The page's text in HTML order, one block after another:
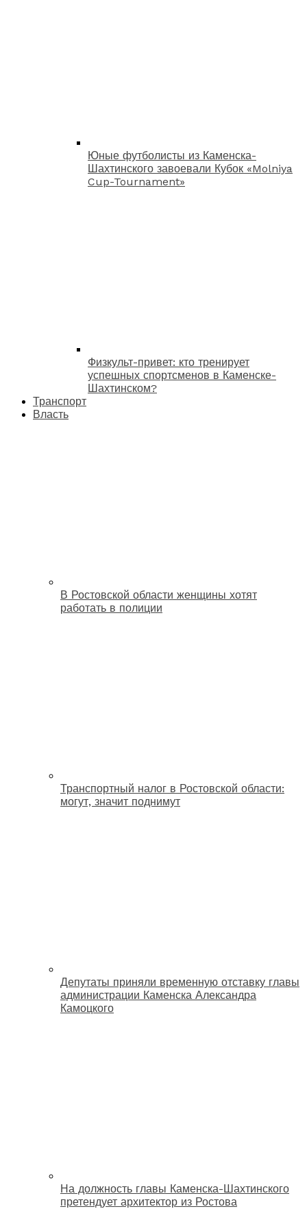
Юные футболисты из Каменска-
Шахтинского завоевали Кубок «Molniya
Cup-Tournament»
Физкульт-привет: кто тренирует
успешных спортсменов в Каменске-
Шахтинском?
Транспорт
Власть
В Ростовской области женщины хотят
работать в полиции
Транспортный налог в Ростовской области:
могут, значит поднимут
Депутаты приняли временную отставку главы
администрации Каменска Александра
Камоцкого
На должность главы Каменска-Шахтинского
претендует архитектор из Ростова